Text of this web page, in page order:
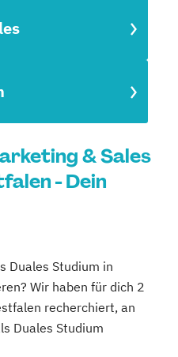
& Sales
- Dein
Duales Studium in
Wir haben für dich 2
recherchiert, an
Duales Studium